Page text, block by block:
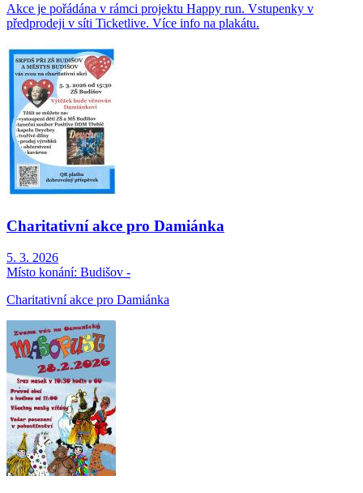
Akce je pořádána v rámci projektu Happy run. Vstupenky v
předprodeji v síti Ticketlive. Více info na plakátu.
Charitativní akce pro Damiánka
5. 3. 2026
Místo konání: Budišov -
Charitativní akce pro Damiánka